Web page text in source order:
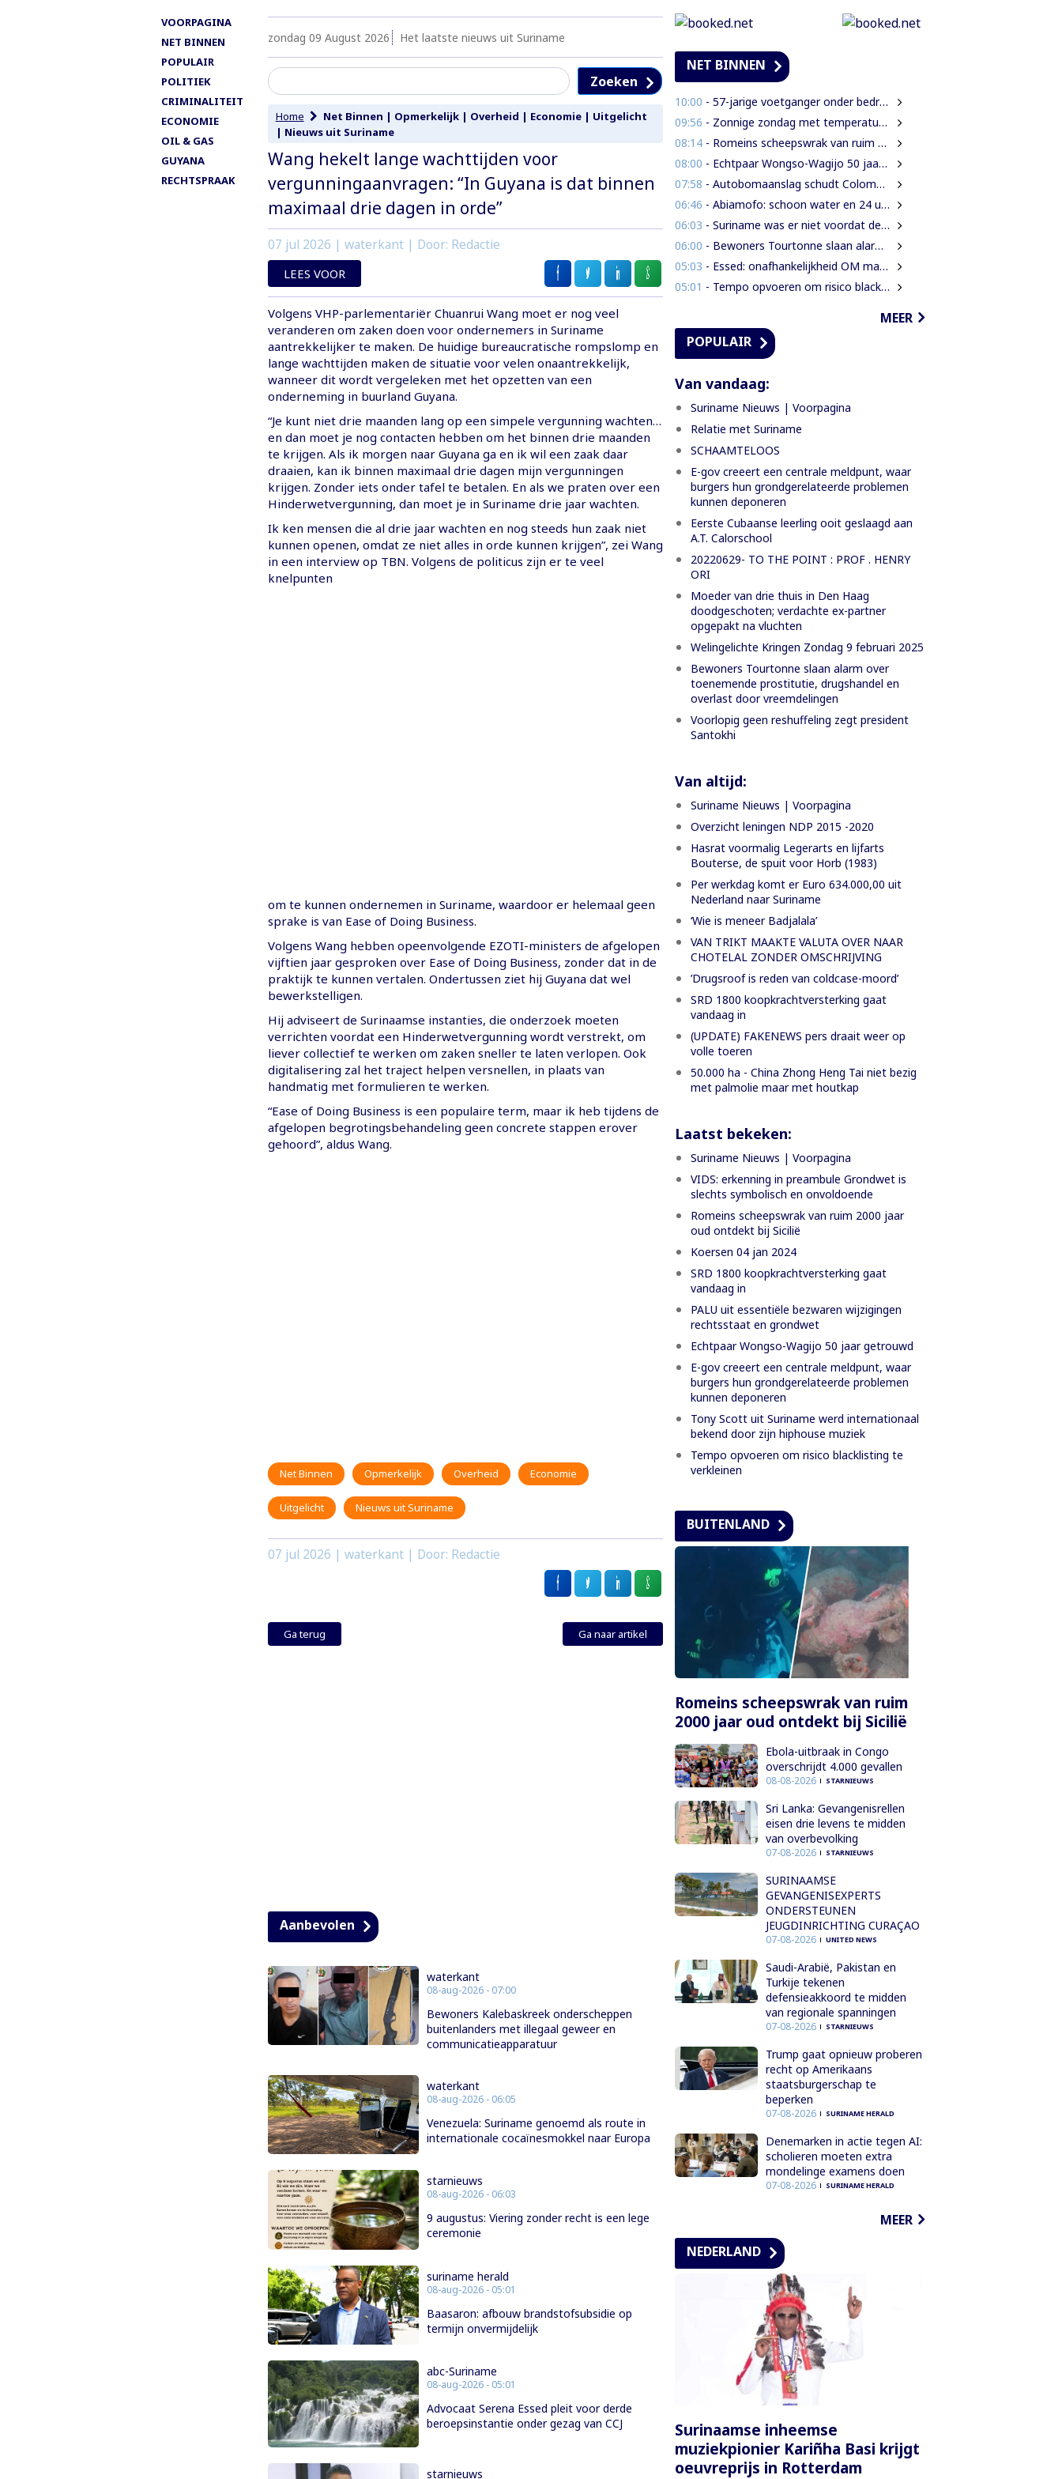
VOORPAGINA
NET BINNEN
POPULAIR
POLITIEK
CRIMINALITEIT
ECONOMIE
OIL & GAS
GUYANA
RECHTSPRAAK
zondag 09 August 2026 Het laatste nieuws uit Suriname
Zoeken
Home Net Binnen | Opmerkelijk| Overheid | Economie| Uitgelicht
| Nieuws uit Suriname
Wang hekelt lange wachttijden voor
vergunningaanvragen: “In Guyana is dat binnen
maximaal drie dagen in orde”
07 jul 2026 | waterkant | Door: Redactie
LEES VOOR
Volgens VHP-parlementariër Chuanrui Wang moet er nog veel
veranderen om zaken doen voor ondernemers in Suriname
aantrekkelijker te maken. De huidige bureaucratische rompslomp en
lange wachttijden maken de situatie voor velen onaantrekkelijk,
wanneer dit wordt vergeleken met het opzetten van een
onderneming in buurland Guyana.
“Je kunt niet drie maanden lang op een simpele vergunning wachten…
en dan moet je nog contacten hebben om het binnen drie maanden
te krijgen. Als ik morgen naar Guyana ga en ik wil een zaak daar
draaien, kan ik binnen maximaal drie dagen mijn vergunningen
krijgen. Zonder iets onder tafel te betalen. En als we praten over een
Hinderwetvergunning, dan moet je in Suriname drie jaar wachten.
Ik ken mensen die al drie jaar wachten en nog steeds hun zaak niet
kunnen openen, omdat ze niet alles in orde kunnen krijgen”, zei Wang
in een interview op TBN. Volgens de politicus zijn er te veel
knelpunten
om te kunnen ondernemen in Suriname, waardoor er helemaal geen
sprake is van Ease of Doing Business.
Volgens Wang hebben opeenvolgende EZOTI-ministers de afgelopen
vijftien jaar gesproken over Ease of Doing Business, zonder dat in de
praktijk te kunnen vertalen. Ondertussen ziet hij Guyana dat wel
bewerkstelligen.
Hij adviseert de Surinaamse instanties, die onderzoek moeten
verrichten voordat een Hinderwetvergunning wordt verstrekt, om
liever collectief te werken om zaken sneller te laten verlopen. Ook
digitalisering zal het traject helpen versnellen, in plaats van
handmatig met formulieren te werken.
“Ease of Doing Business is een populaire term, maar ik heb tijdens de
afgelopen begrotingsbehandeling geen concrete stappen erover
gehoord”, aldus Wang.
Net Binnen Opmerkelijk Overheid Economie
Uitgelicht Nieuws uit Suriname
07 jul 2026 | waterkant | Door: Redactie
Ga terug Ga naar artikel
Aanbevolen
waterkant
08-aug-2026 - 07:00
Bewoners Kalebaskreek onderscheppen
buitenlanders met illegaal geweer en
communicatieapparatuur
waterkant
08-aug-2026 - 06:05
Venezuela: Suriname genoemd als route in
internationale cocaïnesmokkel naar Europa
starnieuws
08-aug-2026 - 06:03
9 augustus: Viering zonder recht is een lege
ceremonie
suriname herald
08-aug-2026 - 05:01
Baasaron: afbouw brandstofsubsidie op
termijn onvermijdelijk
abc-Suriname
08-aug-2026 - 05:01
Advocaat Serena Essed pleit voor derde
beroepsinstantie onder gezag van CCJ
starnieuws
NET BINNEN
10:00 - 57-jarige voetganger onder bedreiging van mes beroofd van mobiele telefoon
09:56 - Zonnige zondag met temperaturen tot 34 graden
08:14- Romeins scheepswrak van ruim 2000 jaar oud ontdekt bij Sicilië
08:00 - Echtpaar Wongso-Wagijo 50 jaar getrouwd
07:58 - Autobomaanslag schudt Colombia op na inauguratie van hardline president
06:46 - Abiamofo: schoon water en 24 uur stroom moeten ook afgelegen dorpen bereiken
06:03 - Suriname was er niet voordat de Inheemse volken er waren
06:00 - Bewoners Tourtonne slaan alarm over toenemende prostitutie, drugshandel en overlast door vreemdelingen
05:03 - Essed: onafhankelijkheid OM mag niet in het gedrang komen
05:01 - Tempo opvoeren om risico blacklisting te verkleinen
MEER
POPULAIR
Van vandaag:
Suriname Nieuws | Voorpagina
Relatie met Suriname
SCHAAMTELOOS
E-gov creeert een centrale meldpunt, waar
burgers hun grondgerelateerde problemen
kunnen deponeren
Eerste Cubaanse leerling ooit geslaagd aan
A.T. Calorschool
20220629- TO THE POINT : PROF . HENRY
ORI
Moeder van drie thuis in Den Haag
doodgeschoten; verdachte ex-partner
opgepakt na vluchten
Welingelichte Kringen Zondag 9 februari 2025
Bewoners Tourtonne slaan alarm over
toenemende prostitutie, drugshandel en
overlast door vreemdelingen
Voorlopig geen reshuffeling zegt president
Santokhi
Van altijd:
Suriname Nieuws | Voorpagina
Overzicht leningen NDP 2015 -2020
Hasrat voormalig Legerarts en lijfarts
Bouterse, de spuit voor Horb (1983)
Per werkdag komt er Euro 634.000,00 uit
Nederland naar Suriname
‘Wie is meneer Badjalala’
VAN TRIKT MAAKTE VALUTA OVER NAAR
CHOTELAL ZONDER OMSCHRIJVING
’Drugsroof is reden van coldcase-moord’
SRD 1800 koopkrachtversterking gaat
vandaag in
(UPDATE) FAKENEWS pers draait weer op
volle toeren
50.000 ha - China Zhong Heng Tai niet bezig
met palmolie maar met houtkap
Laatst bekeken:
Suriname Nieuws | Voorpagina
VIDS: erkenning in preambule Grondwet is
slechts symbolisch en onvoldoende
Romeins scheepswrak van ruim 2000 jaar
oud ontdekt bij Sicilië
Koersen 04 jan 2024
SRD 1800 koopkrachtversterking gaat
vandaag in
PALU uit essentiële bezwaren wijzigingen
rechtsstaat en grondwet
Echtpaar Wongso-Wagijo 50 jaar getrouwd
E-gov creeert een centrale meldpunt, waar
burgers hun grondgerelateerde problemen
kunnen deponeren
Tony Scott uit Suriname werd internationaal
bekend door zijn hiphouse muziek
Tempo opvoeren om risico blacklisting te
verkleinen
BUITENLAND
Romeins scheepswrak van ruim
2000 jaar oud ontdekt bij Sicilië
Ebola-uitbraak in Congo
overschrijdt 4.000 gevallen
08-08-2026 STARNIEUWS
Sri Lanka: Gevangenisrellen
eisen drie levens te midden
van overbevolking
07-08-2026 STARNIEUWS
SURINAAMSE
GEVANGENISEXPERTS
ONDERSTEUNEN
JEUGDINRICHTING CURAÇAO
07-08-2026 UNITED NEWS
Saudi-Arabië, Pakistan en
Turkije tekenen
defensieakkoord te midden
van regionale spanningen
07-08-2026 STARNIEUWS
Trump gaat opnieuw proberen
recht op Amerikaans
staatsburgerschap te
beperken
07-08-2026 SURINAME HERALD
Denemarken in actie tegen AI:
scholieren moeten extra
mondelinge examens doen
07-08-2026 SURINAME HERALD
MEER
NEDERLAND
Surinaamse inheemse
muziekpionier Kariñha Basi krijgt
oeuvreprijs in Rotterdam